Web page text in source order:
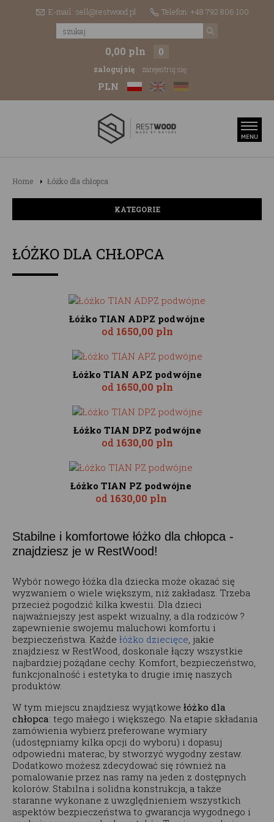
E-mail: sell@restwood.pl Telefon: +48 792 806 100
0,00 pln 0
zaloguj się zarejestruj się
PLN
Home Łóżko dla chłopca
KATEGORIE
ŁÓŻKO DLA CHŁOPCA
Łóżko TIAN ADPZ podwójne
od 1650,00 pln
Łóżko TIAN APZ podwójne
od 1650,00 pln
Łóżko TIAN DPZ podwójne
od 1630,00 pln
Łóżko TIAN PZ podwójne
od 1630,00 pln
Stabilne i komfortowe łóżko dla chłopca -
znajdziesz je w RestWood!
Wybór nowego łóżka dla dziecka może okazać się
wyzwaniem o wiele większym, niż zakładasz. Trzeba
przecież pogodzić kilka kwestii. Dla dzieci
najważniejszy jest aspekt wizualny, a dla rodziców ?
zapewnienie swojemu maluchowi komfortu i
bezpieczeństwa. Każde łóżko dziecięce, jakie
znajdziesz w RestWood, doskonale łączy wszystkie
najbardziej pożądane cechy. Komfort, bezpieczeństwo,
funkcjonalność i estetyka to drugie imię naszych
produktów.
W tym miejscu znajdziesz wyjątkowe łóżko dla
chłopca: tego małego i większego. Na etapie składania
zamówienia wybierz preferowane wymiary
(udostępniamy kilka opcji do wyboru) i dopasuj
odpowiedni materac, by stworzyć wygodny zestaw.
Dodatkowo możesz zdecydować się również na
pomalowanie przez nas ramy na jeden z dostępnych
kolorów. Stabilna i solidna konstrukcja, a także
staranne wykonane z uwzględnieniem wszystkich
aspektów bezpieczeństwa to gwarancja wygodnego i